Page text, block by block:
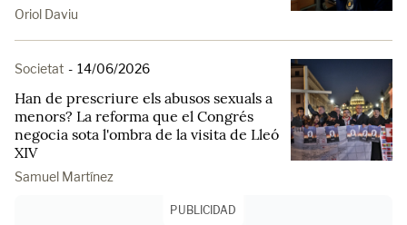
Oriol Daviu
Societat - 14/06/2026
Han de prescriure els abusos sexuals a
menors? La reforma que el Congrés
negocia sota l'ombra de la visita de Lleó
XIV
Samuel Martínez
PUBLICIDAD